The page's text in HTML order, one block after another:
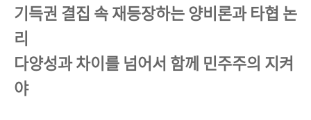
기득권 결집 속 재등장하는 양비론과 타협 논
리
다양성과 차이를 넘어서 함께 민주주의 지켜
야